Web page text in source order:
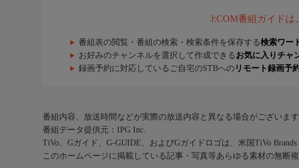
J:COM番組ガイドは
番組表の閲覧・番組の検索・検索条件を保存する検索ワー
お好みのチャンネルを選択して作成できる お気に入りチャ
録画予約に対応しているご自宅のSTBへの リモート録画予
番組内容、放送時間などが実際の放送内容と異なる場合がございます
番組データ提供元：IPG Inc.
TiVo、Gガイド、G-GUIDE、およびGガイドロゴは、米国TiVo
このホームページに掲載している記事・写真等あらゆる素材の無断